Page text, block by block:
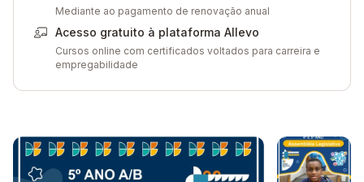
Mediante ao pagamento de renovação anual
Acesso gratuito à plataforma Allevo
Cursos online com certificados voltados para carreira e
empregabilidade
Galeria de imagem